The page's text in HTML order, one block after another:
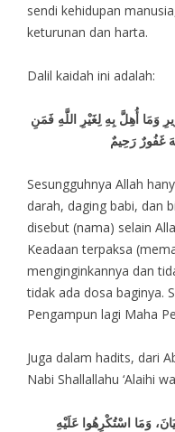
sendi kehidupan
keturunan dan harta.
Dalil kaidah ini adalah:
وَمَا أُهِلَّ بِهِ لِغَيْرِ اللَّهِ فَمَنِ
غَفُورٌ رَحِيمٌ
Sesungguhnya Allah
darah, daging babi, dan
disebut (nama) selain
Keadaan terpaksa
menginginkannya dan
tidak ada dosa baginya.
Pengampun lagi Maha
Juga dalam hadits, dari
Nabi Shallallahu ‘Alaihi
وَمَا اسْتُكْرِهُوا عَلَيْهِ